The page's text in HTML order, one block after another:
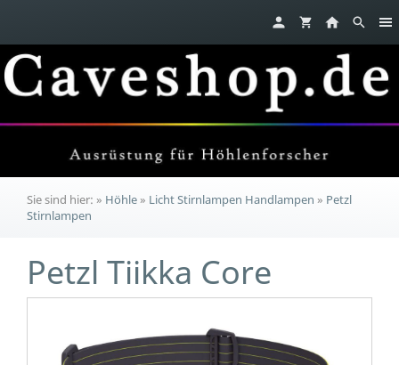
Sie sind hier: » Höhle» Licht Stirnlampen Handlampen » Petzl
Stirnlampen
Petzl Tiikka Core